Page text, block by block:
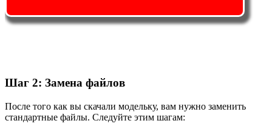
Шаг 2: Замена файлов
После того как вы скачали модельку, вам нужно заменить
стандартные файлы. Следуйте этим шагам: